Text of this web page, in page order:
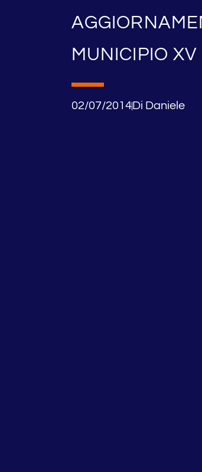
MUNICIPIO
02/07/2014Di Daniele